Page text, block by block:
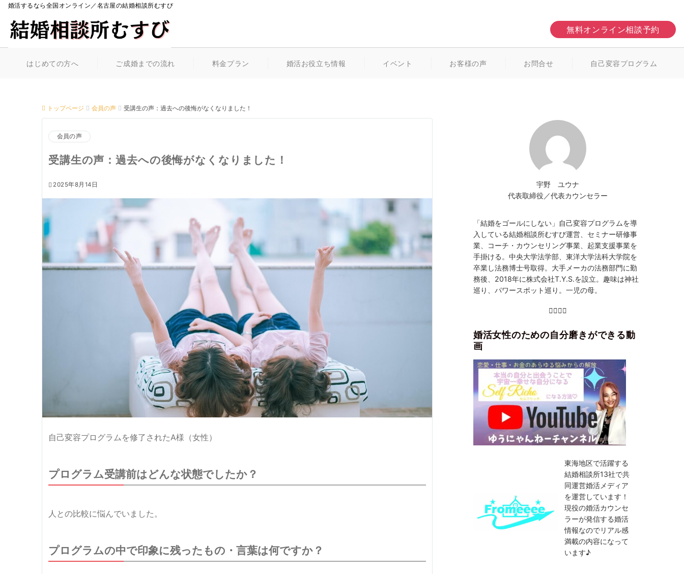
婚活するなら全国オンライン／名古屋の結婚相談所むすび
無料オンライン相談予約
はじめての方へ ご成婚までの流れ 料金プラン 婚活お役立ち情報 イベント お客様の声 お問合せ 自己変容プログラム
トップページ 会員の声 受講生の声：過去への後悔がなくなりました！
会員の声
受講生の声：過去への後悔がなくなりました！
2025年8月14日
自己変容プログラムを修了されたA様（女性）
プログラム受講前はどんな状態でしたか？
人との比較に悩んでいました。
プログラムの中で印象に残ったもの・言葉は何ですか？
宇野 ユウナ
代表取締役／代表カウンセラー
「結婚をゴールにしない」自己変容プログラムを導
入している結婚相談所むすび運営、セミナー研修事
業、コーチ・カウンセリング事業、起業支援事業を
手掛ける。中央大学法学部、東洋大学法科大学院を
卒業し法務博士号取得。大手メーカの法務部門に勤
務後、2018年に株式会社T.Y.S.を設立。趣味は神社
巡り、パワースポット巡り。一児の母。
婚活女性のための自分磨きができる動
画
東海地区で活躍する
結婚相談所13社で共
同運営婚活メディア
を運営しています！
現役の婚活カウンセ
ラーが発信する婚活
情報なのでリアル感
満載の内容になって
います♪